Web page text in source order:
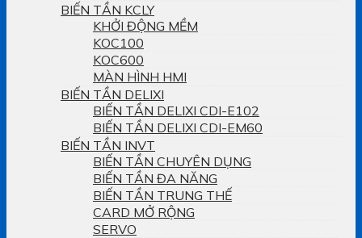
BIẾN TẦN KCLY
KHỞI ĐỘNG MỀM
KOC100
KOC600
MÀN HÌNH HMI
BIẾN TẦN DELIXI
BIẾN TẦN DELIXI CDI-E102
BIẾN TẦN DELIXI CDI-EM60
BIẾN TẦN INVT
BIẾN TẦN CHUYÊN DỤNG
BIẾN TẦN ĐA NĂNG
BIẾN TẦN TRUNG THẾ
CARD MỞ RỘNG
SERVO